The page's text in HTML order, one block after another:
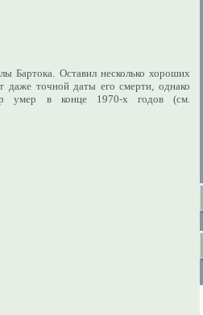
Бартока. Оставил несколько хороших
даже точной даты его смерти, однако
умер в конце 1970-х годов (см.